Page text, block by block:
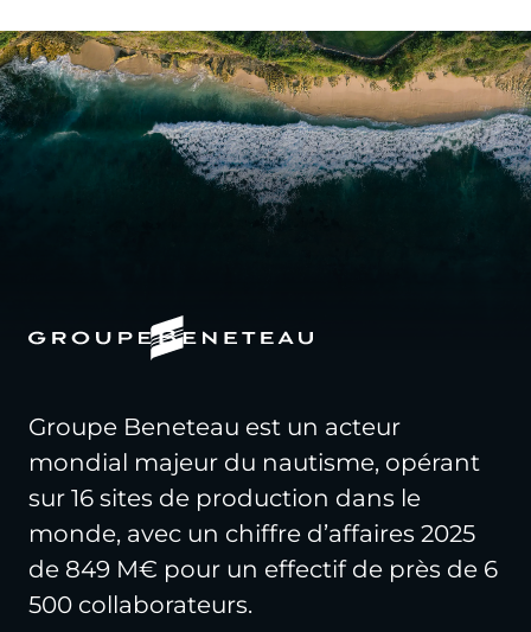
Groupe Beneteau est un acteur
mondial majeur du nautisme, opérant
sur 16 sites de production dans le
monde, avec un chiffre d’affaires 2025
de 849 M€ pour un effectif de près de 6
500 collaborateurs.